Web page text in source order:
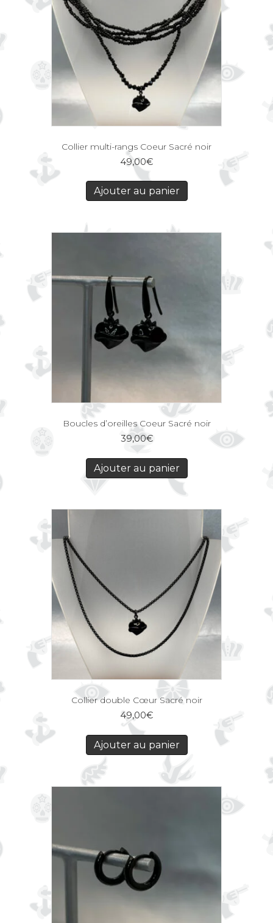
Collier multi-rangs Coeur Sacré noir
49,00€
Ajouter au panier
Boucles d’oreilles Coeur Sacré noir
39,00€
Ajouter au panier
Collier double Cœur Sacré noir
49,00€
Ajouter au panier